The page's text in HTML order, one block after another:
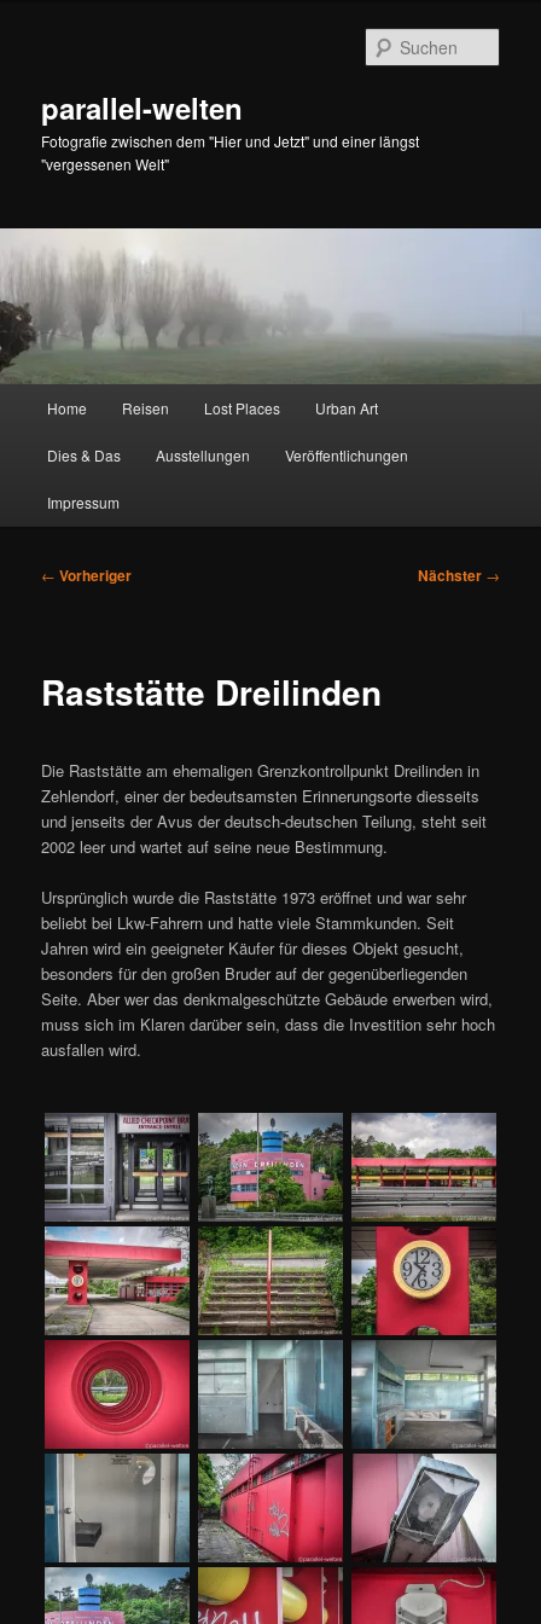
parallel-welten
Fotografie zwischen dem "Hier und Jetzt" und einer längst
"vergessenen Welt"
Home Reisen Lost Places Urban Art
Dies & Das Ausstellungen Veröffentlichungen
Impressum
Beitragsnavigation
← Vorheriger Nächster →
Raststätte Dreilinden
Die Raststätte am ehemaligen Grenzkontrollpunkt Dreilinden in
Zehlendorf, einer der bedeutsamsten Erinnerungsorte diesseits
und jenseits der Avus der deutsch-deutschen Teilung, steht seit
2002 leer und wartet auf seine neue Bestimmung.
Ursprünglich wurde die Raststätte 1973 eröffnet und war sehr
beliebt bei Lkw-Fahrern und hatte viele Stammkunden. Seit
Jahren wird ein geeigneter Käufer für dieses Objekt gesucht,
besonders für den großen Bruder auf der gegenüberliegenden
Seite. Aber wer das denkmalgeschützte Gebäude erwerben wird,
muss sich im Klaren darüber sein, dass die Investition sehr hoch
ausfallen wird.